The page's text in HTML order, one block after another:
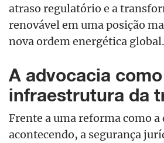
atraso regulatório e a
renovável em uma posição
nova ordem energética global.
A advocacia
infraestrutura da
Frente a uma reforma como a
acontecendo, a segurança